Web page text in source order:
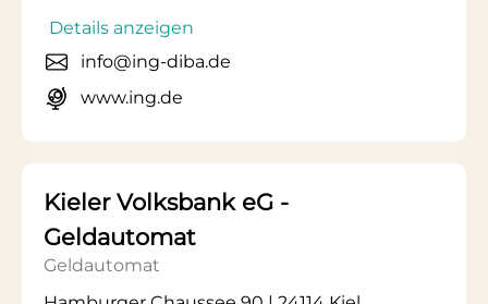
Details anzeigen
info@ing-diba.de
www.ing.de
Kieler Volksbank eG -
Geldautomat
Geldautomat